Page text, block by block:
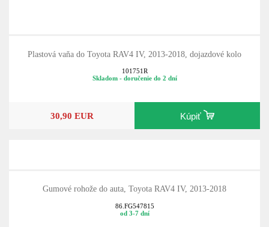
Plastová vaňa do Toyota RAV4 IV, 2013-2018, dojazdové kolo
Kúpiť
Gumové rohože do auta, Toyota RAV4 IV, 2013-2018